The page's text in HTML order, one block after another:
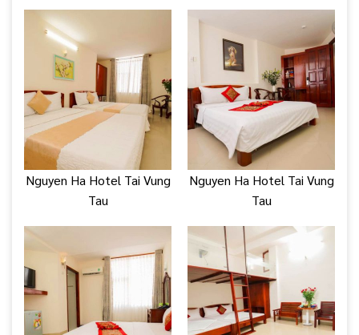
Nguyen Ha Hotel Tai Vung
Tau
Nguyen Ha Hotel Tai Vung
Tau